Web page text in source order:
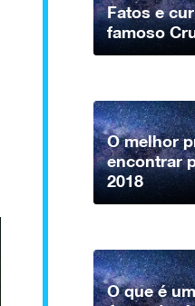
Fatos e
famoso
O melhor
encontrar
2018
O que é